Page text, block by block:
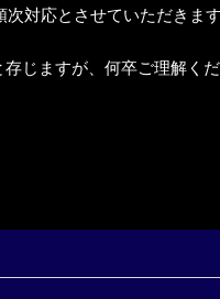
対応とさせていただきます
じますが、何卒ご理解く